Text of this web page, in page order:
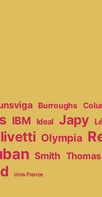
Burroughs
IBM Ideal Japy
Olympia
Smith
Unis France